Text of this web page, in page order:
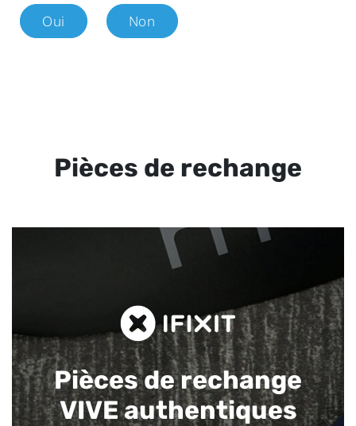
Oui Non
Pièces de rechange
Pièces de rechange
VIVE authentiques​